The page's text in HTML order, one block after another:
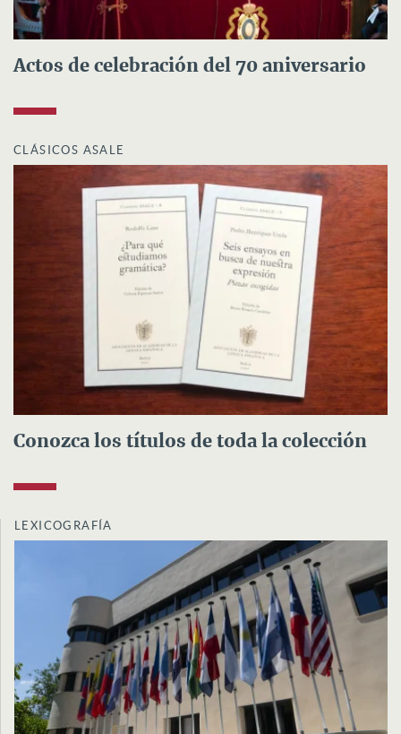
Actos de celebración del 70 aniversario
CLÁSICOS ASALE
Conozca los títulos de toda la colección
LEXICOGRAFÍA